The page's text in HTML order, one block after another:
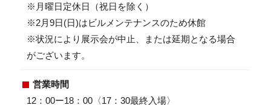
※月曜日定休日（祝日を除く）
※2月9日(日)はビルメンテナンスのため休館
※状況により展示会が中止、または延期となる場合
がございます。
営業時間
12：00ー18：00〈17：30最終入場〉